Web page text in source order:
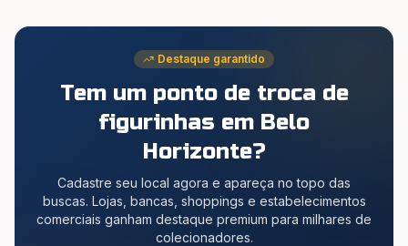
Destaque garantido
Tem um ponto de troca de
figurinhas em Belo
Horizonte?
Cadastre seu local agora e apareça no topo das
buscas. Lojas, bancas, shoppings e estabelecimentos
comerciais ganham destaque premium para milhares de
colecionadores.